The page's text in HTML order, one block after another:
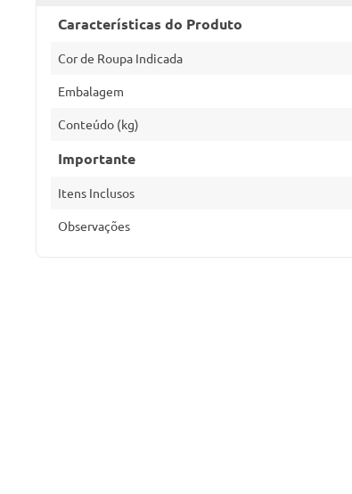
Características do Produto
Cor de Roupa Indicada
Embalagem
Conteúdo (kg)
Importante
Itens Inclusos
Observações